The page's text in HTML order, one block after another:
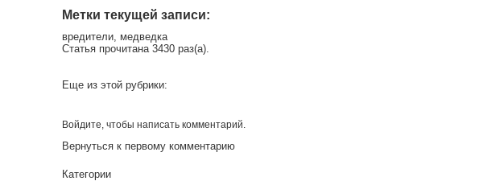
Метки текущей записи:
вредители медведка
Статья прочитана 3430 раз(a).
Еще из этой рубрики:
Войдите , чтобы написать комментарий.
Вернуться к первому комментарию
Категории